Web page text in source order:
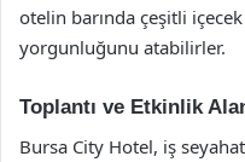
otelin barında çeşitli
yorgunluğunu atabilirler.
Toplantı ve Etkinlik
Bursa City Hotel, iş